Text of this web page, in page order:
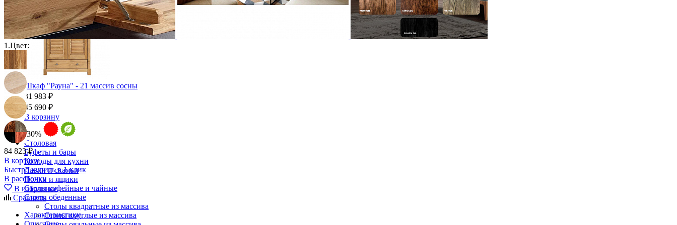
Шкаф "Рауна" - 21 массив сосны
31 983 ₽
45 690 ₽
В корзину
-30%
Столовая
Буфеты и бары
Комоды для кухни
Лавки и скамьи
Полки и ящики
Столы кофейные и чайные
Столы обеденные
Столы квадратные из массива
Столы круглые из массива
1.Цвет:
84 823 ₽
В корзину
Быстро купить в 1 клик
В рассрочку
В избранное
Сравнить
Характеристики